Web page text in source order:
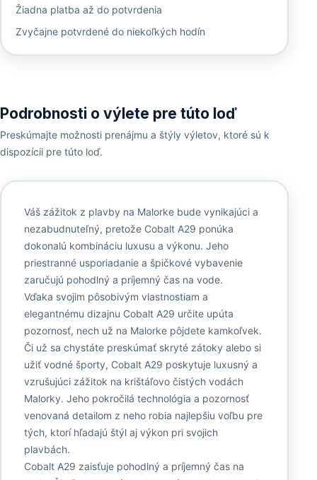
Žiadna platba až do potvrdenia
Zvyčajne potvrdené do niekoľkých hodín
Podrobnosti o výlete pre túto loď
Preskúmajte možnosti prenájmu a štýly výletov, ktoré sú k
dispozícii pre túto loď.
Váš zážitok z plavby na Malorke bude vynikajúci a
nezabudnuteľný, pretože Cobalt A29 ponúka
dokonalú kombináciu luxusu a výkonu. Jeho
priestranné usporiadanie a špičkové vybavenie
zaručujú pohodlný a príjemný čas na vode.
Vďaka svojim pôsobivým vlastnostiam a
elegantnému dizajnu Cobalt A29 určite upúta
pozornosť, nech už na Malorke pôjdete kamkoľvek.
Či už sa chystáte preskúmať skryté zátoky alebo si
užiť vodné športy, Cobalt A29 poskytuje luxusný a
vzrušujúci zážitok na krištáľovo čistých vodách
Malorky. Jeho pokročilá technológia a pozornosť
venovaná detailom z neho robia najlepšiu voľbu pre
tých, ktorí hľadajú štýl aj výkon pri svojich
plavbách.
Cobalt A29 zaisťuje pohodlný a príjemný čas na